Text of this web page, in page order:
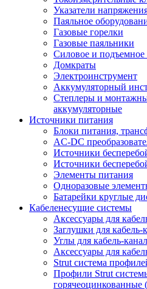
Указатели
Паяльное
Газовые горелки
Газовые паяльники
Силовое и подъемное
Домкраты
Электроинструмент
Аккумуляторный
Степлеры и
аккумуляторные
Источники питания
Блоки питания,
AC-DC
Источники
Источники
Элементы питания
Одноразовые
Батарейки круглые
Кабеленесущие системы
Аксессуары для
Заглушки для кабель-
Углы для кабель-
Аксессуары для
Strut система
Профили Strut
горячеоцинкованные